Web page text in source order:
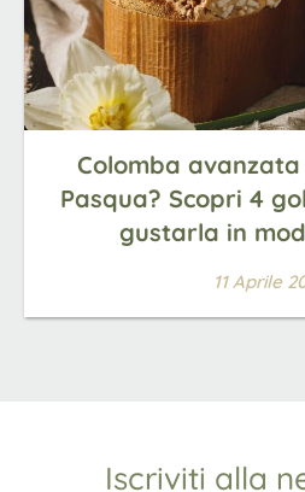
Colomba
Pasqua? Scopri 4
gustarla in
11 Aprile
Iscriviti alla